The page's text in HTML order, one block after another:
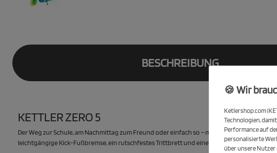
BESCHREIBUNG
KETTLER ZERO 5
Der Weg zur Schule, am Nachmittag zum Freund oder einfach so – mit einem Scooter
leichtgängige Kick-Fußbremse, ein rutschfestes Trittbrett und einen stabilen
🍪 Wir
Ketlershop.com
Technologien,
Performance auf
personalisierte
über unsere Nutzer